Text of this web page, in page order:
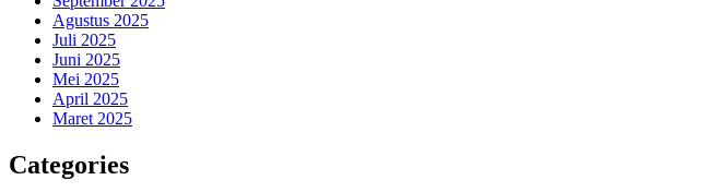
Agustus 2025
Juli 2025
Juni 2025
Mei 2025
April 2025
Maret 2025
Categories